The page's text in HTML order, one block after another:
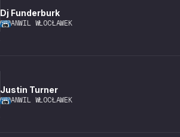
Dj Funderburk
ANWIL WŁOCŁAWEK
Justin Turner
ANWIL WŁOCŁAWEK